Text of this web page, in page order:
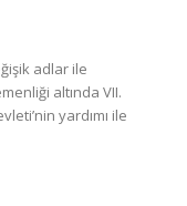
adlar ile
altında VII.
yardımı ile